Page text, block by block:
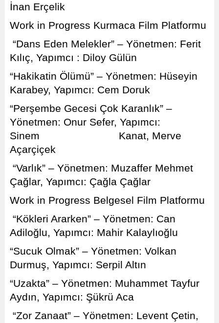
İnan Erçelik
Work in Progress Kurmaca Film Platformu
“Dans Eden Melekler” – Yönetmen: Ferit
Kılıç, Yapımcı : Diloy Gülün
“Hakikatin Ölümü” – Yönetmen: Hüseyin
Karabey, Yapımcı: Cem Doruk
“Perşembe Gecesi Çok Karanlık” –
Yönetmen: Onur Sefer, Yapımcı:
Sinem Kanat, Merve
Açarçiçek
“Varlık” – Yönetmen: Muzaffer Mehmet
Çağlar, Yapımcı: Çağla Çağlar
Work in Progress Belgesel Film Platformu
“Kökleri Ararken” – Yönetmen: Can
Adiloğlu, Yapımcı: Mahir Kalaylıoğlu
“Sucuk Olmak” – Yönetmen: Volkan
Durmuş, Yapımcı: Serpil Altın
“Uzakta” – Yönetmen: Muhammet Tayfur
Aydın, Yapımcı: Şükrü Aca
“Zor Zanaat” – Yönetmen: Levent Çetin,